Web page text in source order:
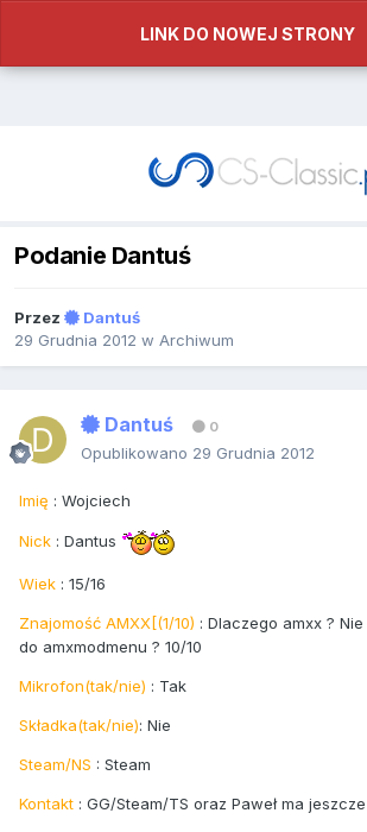
LINK DO NOWEJ STRONY
Podanie Dantuś
Przez
Dantuś
29 Grudnia 2012 w Archiwum
Dantuś 0
Opublikowano 29 Grudnia 2012
Imię : Wojciech
Nick : Dantus
Wiek : 15/16
Znajomość AMXX[(1/10) : Dlaczego amxx ?
do amxmodmenu ? 10/10
Mikrofon(tak/nie) : Tak
Składka(tak/nie): Nie
Steam/NS : Steam
Kontakt : GG/Steam/TS oraz Paweł ma